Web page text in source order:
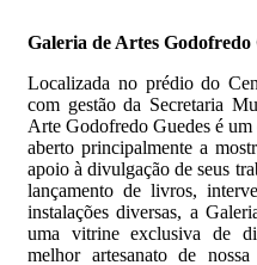
Galeria de Artes Godofredo
Localizada no prédio do
com gestão da Secretaria
Arte Godofredo Guedes é um
aberto principalmente a
apoio à divulgação de seus
lançamento de livros,
instalações diversas, a
uma vitrine exclusiva de
melhor artesanato de